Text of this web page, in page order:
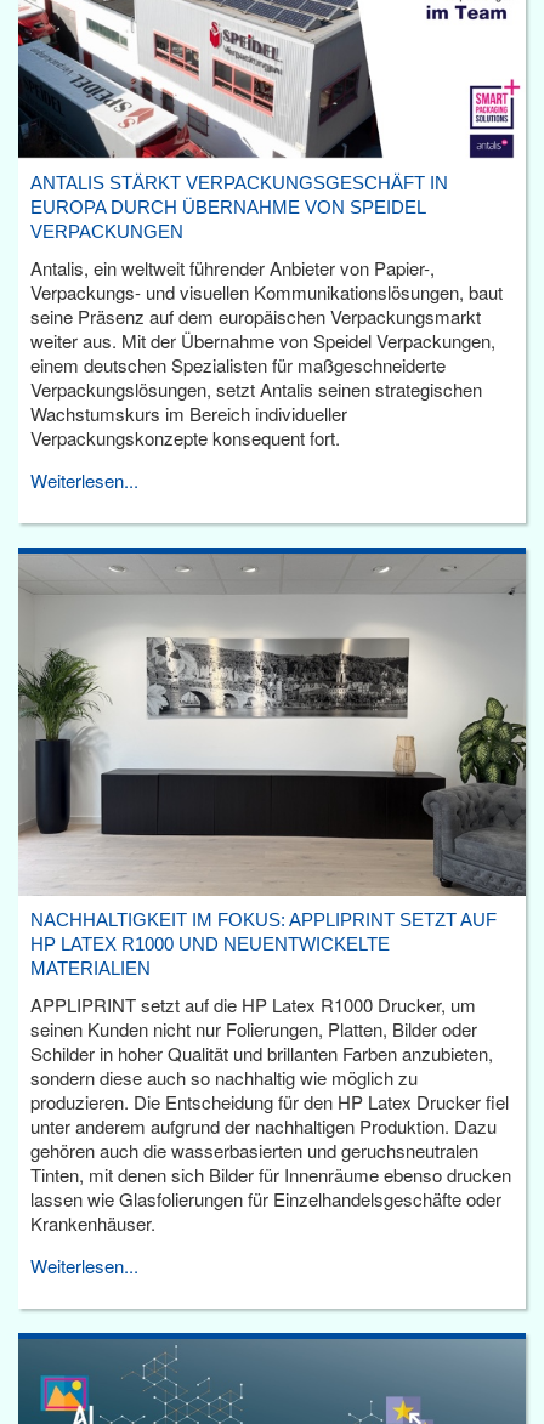
ANTALIS STÄRKT VERPACKUNGSGESCHÄFT IN
EUROPA DURCH ÜBERNAHME VON SPEIDEL
VERPACKUNGEN
Antalis, ein weltweit führender Anbieter von Papier-,
Verpackungs- und visuellen Kommunikationslösungen, baut
seine Präsenz auf dem europäischen Verpackungsmarkt
weiter aus. Mit der Übernahme von Speidel Verpackungen,
einem deutschen Spezialisten für maßgeschneiderte
Verpackungslösungen, setzt Antalis seinen strategischen
Wachstumskurs im Bereich individueller
Verpackungskonzepte konsequent fort.
Weiterlesen...
NACHHALTIGKEIT IM FOKUS: APPLIPRINT SETZT AUF
HP LATEX R1000 UND NEUENTWICKELTE
MATERIALIEN
APPLIPRINT setzt auf die HP Latex R1000 Drucker, um
seinen Kunden nicht nur Folierungen, Platten, Bilder oder
Schilder in hoher Qualität und brillanten Farben anzubieten,
sondern diese auch so nachhaltig wie möglich zu
produzieren. Die Entscheidung für den HP Latex Drucker fiel
unter anderem aufgrund der nachhaltigen Produktion. Dazu
gehören auch die wasserbasierten und geruchsneutralen
Tinten, mit denen sich Bilder für Innenräume ebenso drucken
lassen wie Glasfolierungen für Einzelhandelsgeschäfte oder
Krankenhäuser.
Weiterlesen...